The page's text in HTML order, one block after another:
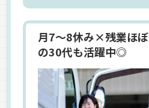
月7～8休み×残業ほ
の30代も活躍中◎